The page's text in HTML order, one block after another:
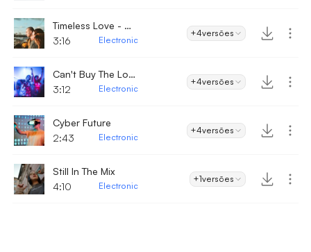
Timeless Love - Electronic
3:16
Electronic
+4versões
Can't Buy The Love
3:12
Electronic
+4versões
Cyber Future
2:43
Electronic
+4versões
Still In The Mix
4:10
Electronic
+1versões